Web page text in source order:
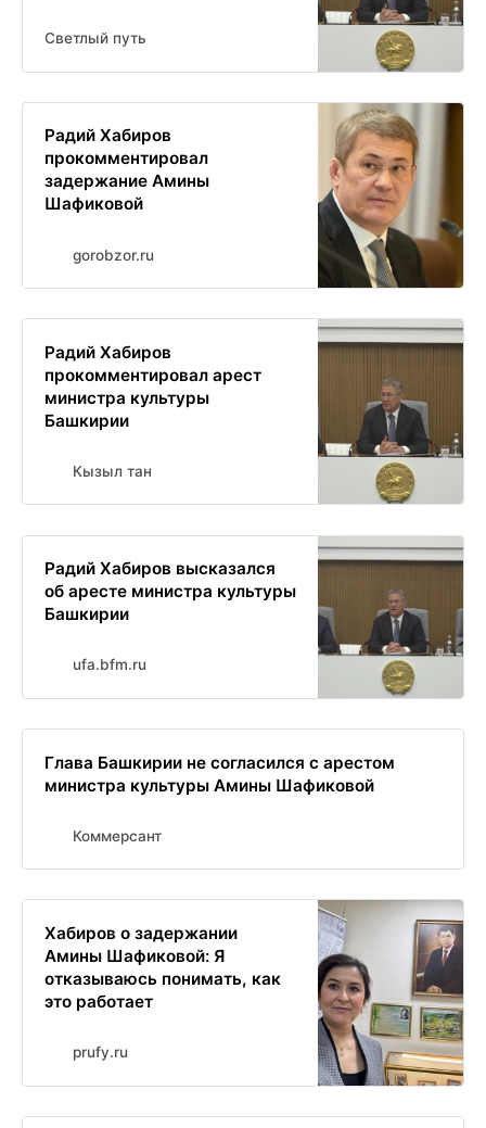
Светлый путь
Радий Хабиров
прокомментировал
задержание Амины
Шафиковой
gorobzor.ru
Радий Хабиров
прокомментировал арест
министра культуры
Башкирии
Кызыл тан
Радий Хабиров высказался
об аресте министра культуры
Башкирии
ufa.bfm.ru
Глава Башкирии не согласился с арестом
министра культуры Амины Шафиковой
Коммерсант
Хабиров о задержании
Амины Шафиковой: Я
отказываюсь понимать, как
это работает
prufy.ru